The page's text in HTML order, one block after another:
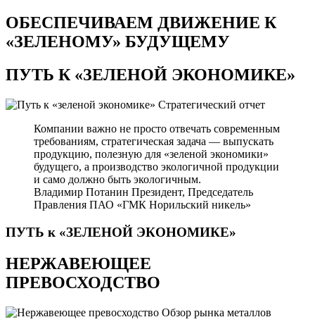
ОБЕСПЕЧИВАЕМ ДВИЖЕНИЕ К
«ЗЕЛЕНОМУ» БУДУЩЕМУ
ПУТЬ К«ЗЕЛЕНОЙ ЭКОНОМИКЕ»
Стратегический отчет
Компании важно не просто отвечать современным
требованиям, стратегическая задача — выпускать
продукцию, полезную для «зеленой экономики»
будущего, а производство экологичной продукции
и само должно быть экологичным.
Владимир Потанин Президент, Председатель
Правления ПАО «ГМК Норильский никель»
ПУТЬ к «ЗЕЛЕНОЙ ЭКОНОМИКЕ»
НЕРЖАВЕЮЩЕЕ
ПРЕВОСХОДСТВО
Обзор рынка металлов